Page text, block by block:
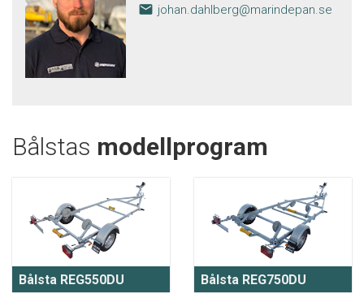
email johan.dahlberg@marindepan.se
Bålstas modellprogram
Bålsta REG550DU Bålsta REG750DU